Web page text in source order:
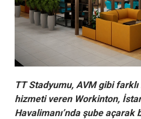
TT Stadyumu, AVM gibi
hizmeti veren Workinton,
Havalimanı’nda şube açarak